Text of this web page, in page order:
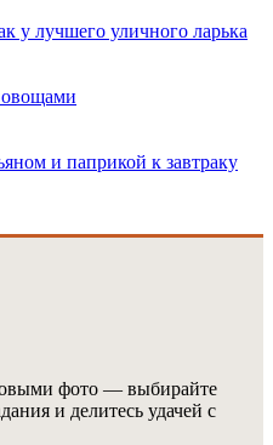
у лучшего уличного ларька
и паприкой к завтраку
фото — выбирайте
и делитесь удачей с